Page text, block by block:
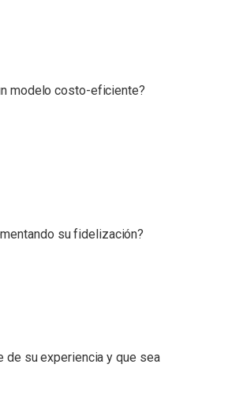
modelo costo-eficiente?
su fidelización?
de su experiencia y que sea